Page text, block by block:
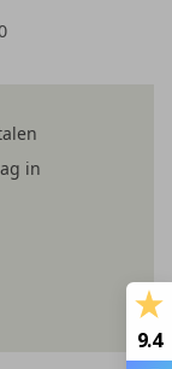
in
9.4